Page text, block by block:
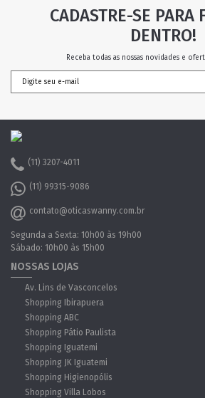
CADASTRE-SE PARA
DENTRO!
Receba todas as nossas novidades e
(11) 3207-4011
(11) 99315-9086
contato@oticaswanny.com.br
Segunda a Sexta: 10h00 às 19h00
Sábado: 10h00 às 15h00
NOSSAS LOJAS
Av. Lins de Vasconcelos
Shopping Ibirapuera
Shopping ABC
Shopping Pátio Paulista
Shopping Iguatemi
Shopping JK Iguatemi
Shopping Higienopólis
Shopping Villa Lobos